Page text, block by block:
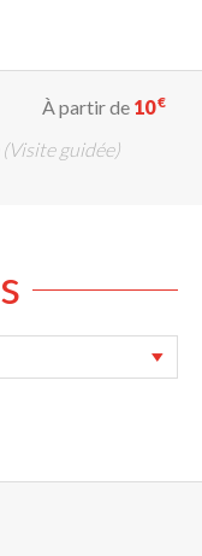
À partir de 10€
guidée)